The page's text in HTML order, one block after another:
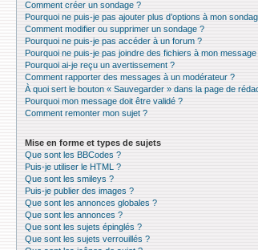
Comment créer un sondage ?
Pourquoi ne puis-je pas ajouter plus d’options à mon
Comment modifier ou supprimer un sondage ?
Pourquoi ne puis-je pas accéder à un forum ?
Pourquoi ne puis-je pas joindre des fichiers à mon message
Pourquoi ai-je reçu un avertissement ?
Comment rapporter des messages à un modérateur ?
À quoi sert le bouton « Sauvegarder » dans la page de
Pourquoi mon message doit être validé ?
Comment remonter mon sujet ?
Mise en forme et types de sujets
Que sont les BBCodes ?
Puis-je utiliser le HTML ?
Que sont les smileys ?
Puis-je publier des images ?
Que sont les annonces globales ?
Que sont les annonces ?
Que sont les sujets épinglés ?
Que sont les sujets verrouillés ?